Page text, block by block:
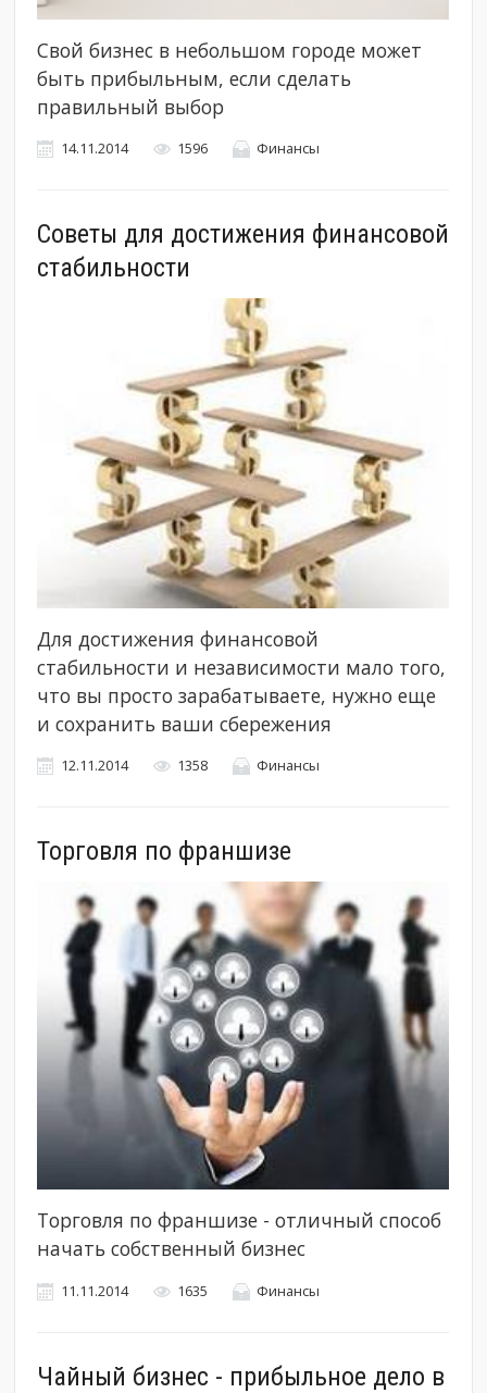
Свой бизнес в небольшом городе может
быть прибыльным, если сделать
правильный выбор
14.11.2014 1596 Финансы
Советы для достижения финансовой
стабильности
Для достижения финансовой
стабильности и независимости мало того,
что вы просто зарабатываете, нужно еще
и сохранить ваши сбережения
12.11.2014 1358 Финансы
Торговля по франшизе
Торговля по франшизе - отличный способ
начать собственный бизнес
11.11.2014 1635 Финансы
Чайный бизнес - прибыльное дело в